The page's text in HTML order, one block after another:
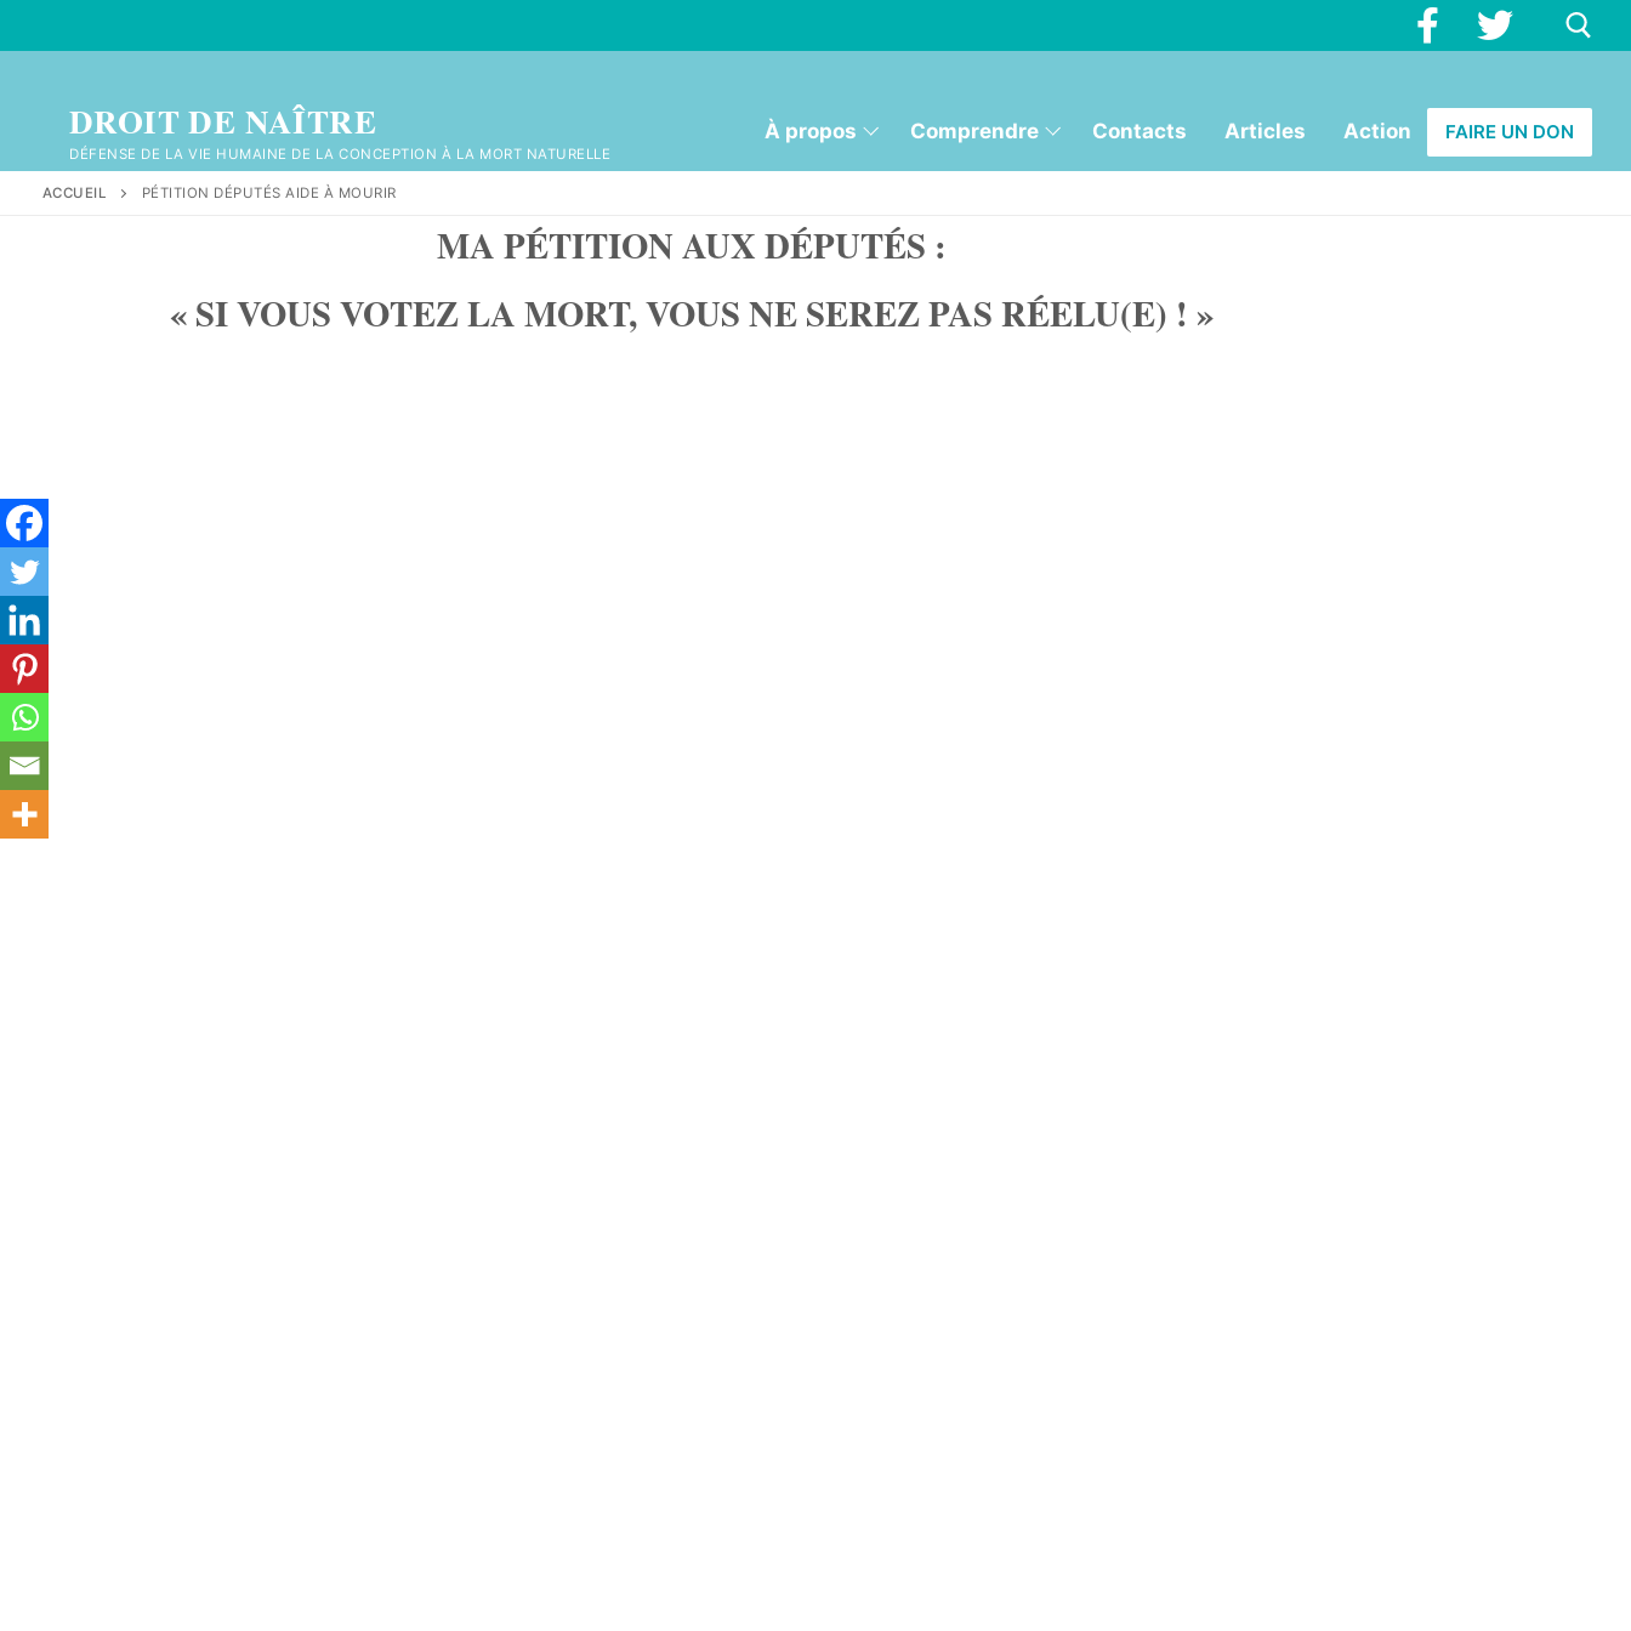
DROIT DE NAÎTRE
DÉFENSE DE LA VIE HUMAINE DE LA CONCEPTION À LA MORT NATURELLE
À propos Comprendre Contacts Articles Action FAIRE UN DON
ACCUEIL PÉTITION DÉPUTÉS AIDE À MOURIR
MA PÉTITION AUX DÉPUTÉS :
« SI VOUS VOTEZ LA MORT, VOUS NE SEREZ PAS RÉELU(E) ! »